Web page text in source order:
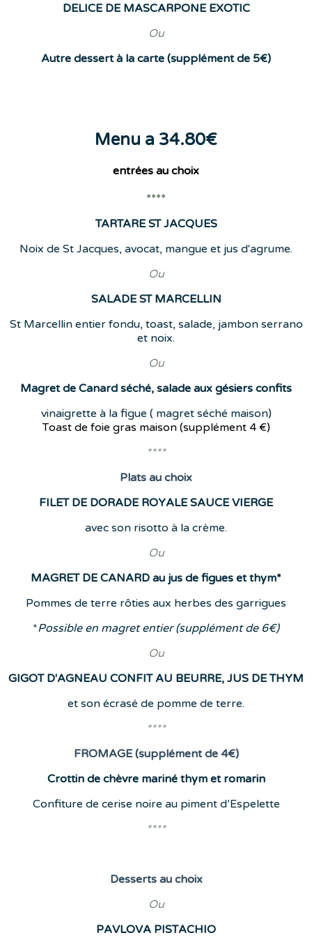
DELICE DE MASCARPONE EXOTIC
Ou
Autre dessert à la carte (supplément de 5€)
Menu a 34.80€
entrées au choix
****
TARTARE ST JACQUES
Noix de St Jacques, avocat, mangue et jus d'agrume.
Ou
SALADE ST MARCELLIN
St Marcellin entier fondu, toast, salade, jambon serrano
et noix.
Ou
Magret de Canard séché, salade aux gésiers confits
vinaigrette à la figue ( magret séché maison)
Toast de foie gras maison (supplément 4 €)
****
Plats au choix
FILET DE DORADE ROYALE SAUCE VIERGE
avec son risotto à la crème.
Ou
MAGRET DE CANARD au jus de figues et thym*
Pommes de terre rôties aux herbes des garrigues
*Possible en magret entier (supplément de 6€)
Ou
GIGOT D'AGNEAU CONFIT AU BEURRE, JUS DE THYM
et son écrasé de pomme de terre.
****
FROMAGE (supplément de 4€)
Crottin de chèvre mariné thym et romarin
Confiture de cerise noire au piment d’Espelette
****
Desserts au choix
Ou
PAVLOVA PISTACHIO